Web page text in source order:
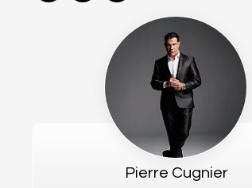
Pierre Cugnier